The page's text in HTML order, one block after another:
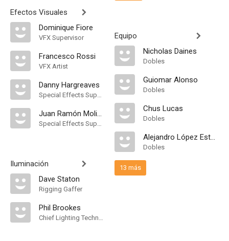
Efectos Visuales
Dominique Fiore
VFX Supervisor
Francesco Rossi
VFX Artist
Danny Hargreaves
Special Effects Supervisor
Juan Ramón Molina
Special Effects Supervisor
Iluminación
Dave Staton
Rigging Gaffer
Phil Brookes
Chief Lighting Technician
Equipo
Nicholas Daines
Dobles
Guiomar Alonso
Dobles
Chus Lucas
Dobles
Alejandro López Estacio
Dobles
13 más